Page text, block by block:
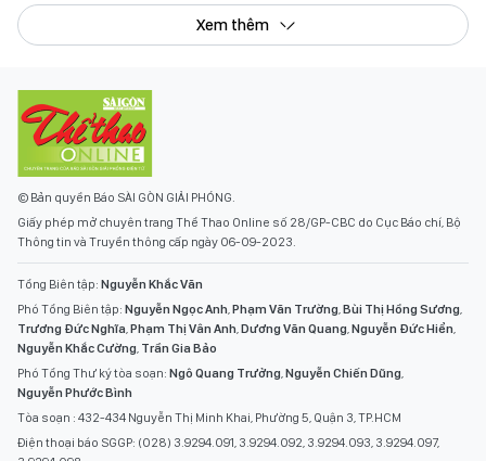
Xem thêm
© Bản quyền Báo SÀI GÒN GIẢI PHÓNG.
Giấy phép mở chuyên trang Thể Thao Online số 28/GP-CBC do Cục Báo chí, Bộ
Thông tin và Truyền thông cấp ngày 06-09-2023.
Tổng Biên tập: Nguyễn Khắc Văn
Phó Tổng Biên tập: Nguyễn Ngọc Anh,Phạm Văn Trường,Bùi Thị Hồng Sương,
Trương Đức Nghĩa,Phạm Thị Vân Anh,Dương Văn Quang,Nguyễn Đức Hiển,
Nguyễn Khắc Cường, Trần Gia Bảo
Phó Tổng Thư ký tòa soạn: Ngô Quang Trưởng,Nguyễn Chiến Dũng,
Nguyễn Phước Bình
Tòa soạn : 432-434 Nguyễn Thị Minh Khai, Phường 5, Quận 3, TP.HCM
Điện thoại báo SGGP: (028) 3.9294.091, 3.9294.092, 3.9294.093, 3.9294.097,